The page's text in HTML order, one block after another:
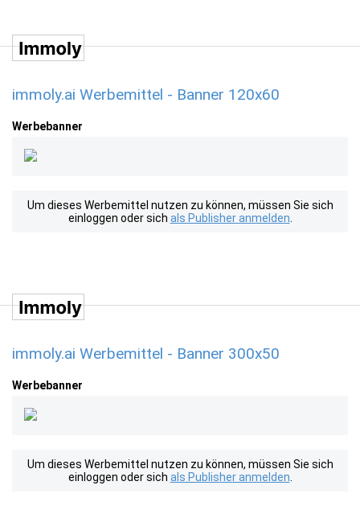
immoly.ai Werbemittel - Banner 120x60
Werbebanner
Um dieses Werbemittel nutzen zu können, müssen Sie sich
einloggen oder sich als Publisher anmelden
immoly.ai Werbemittel - Banner 300x50
Werbebanner
Um dieses Werbemittel nutzen zu können, müssen Sie sich
einloggen oder sich als Publisher anmelden